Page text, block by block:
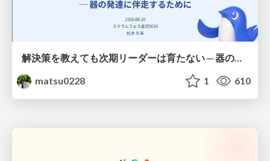
解決策を教えても次期リーダーは育たない ─ 器の発達に伴走するために / Partnering with leaders in their vertical development
matsu0228
1 610